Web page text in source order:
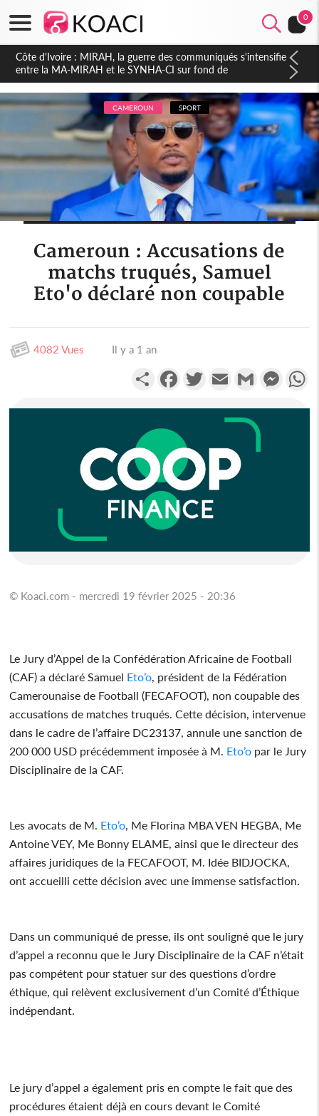
0
Côte d'Ivoire : Indépendance 2026, Thiam plaide pour un
environnement démocratique plus apaisé
CAMEROUN SPORT
Cameroun : Accusations de
matchs truqués, Samuel
Eto'o déclaré non coupable
4082 Vues Il y a 1 an
PartagerFacebookTwitterEmail Gmail
© Koaci.com - mercredi 19 février 2025 - 20:36
Le Jury d’Appel de la Confédération Africaine de Football
(CAF) a déclaré Samuel Eto’o , président de la Fédération
Camerounaise de Football (FECAFOOT), non coupable des
accusations de matches truqués. Cette décision, intervenue
dans le cadre de l’affaire DC23137, annule une sanction de
200 000 USD précédemment imposée à M. Eto’o par le Jury
Disciplinaire de la CAF.
Les avocats de M. Eto’o , Me Florina MBA VEN HEGBA, Me
Antoine VEY, Me Bonny ELAME, ainsi que le directeur des
affaires juridiques de la FECAFOOT, M. Idée BIDJOCKA,
ont accueilli cette décision avec une immense satisfaction.
Dans un communiqué de presse, ils ont souligné que le jury
d’appel a reconnu que le Jury Disciplinaire de la CAF n’était
pas compétent pour statuer sur des questions d’ordre
éthique, qui relèvent exclusivement d’un Comité d’Éthique
indépendant.
Le jury d’appel a également pris en compte le fait que des
procédures étaient déjà en cours devant le Comité